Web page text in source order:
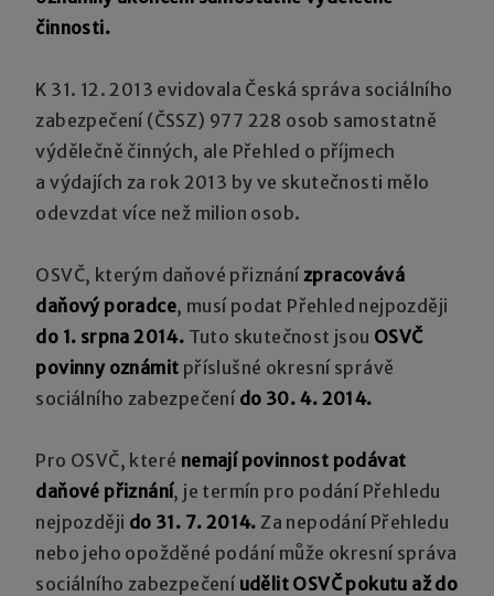
činnosti.
K 31. 12. 2013 evidovala Česká správa sociálního
zabezpečení (ČSSZ) 977 228 osob samostatně
výdělečně činných, ale Přehled o příjmech
a výdajích za rok 2013 by ve skutečnosti mělo
odevzdat více než milion osob.
OSVČ, kterým daňové přiznánízpracovává
daňový poradce, musí podat Přehled nejpozději
do 1. srpna 2014. Tuto skutečnost jsou OSVČ
povinny oznámit příslušné okresní správě
sociálního zabezpečení do 30. 4. 2014.
Pro OSVČ, které nemají povinnost podávat
daňové přiznání, je termín pro podání Přehledu
nejpozději do 31. 7. 2014. Za nepodání Přehledu
nebo jeho opožděné podání může okresní správa
sociálního zabezpečení udělit OSVČ pokutu až do